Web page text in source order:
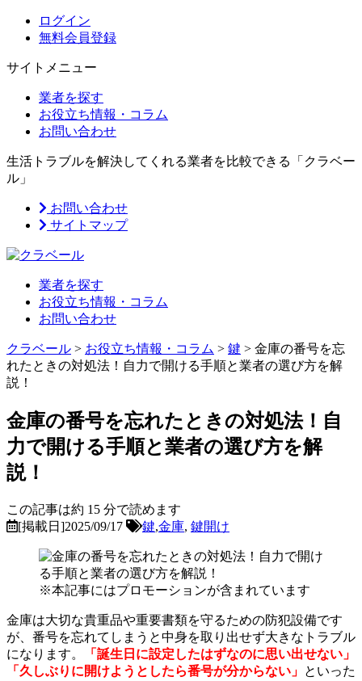
ログイン
無料会員登録
サイトメニュー
業者を探す
お役立ち情報・コラム
お問い合わせ
生活トラブルを解決してくれる業者を比較できる「クラベー
ル」
お問い合わせ
サイトマップ
業者を探す
お役立ち情報・コラム
お問い合わせ
クラベール > お役立ち情報・コラム > 鍵 > 金庫の番号を忘
れたときの対処法！自力で開ける手順と業者の選び方を解
説！
金庫の番号を忘れたときの対処法！自
力で開ける手順と業者の選び方を解
説！
この記事は約 15 分で読めます
[掲載日]2025/09/17
鍵,金庫, 鍵開け
※本記事にはプロモーションが含まれています
金庫は大切な貴重品や重要書類を守るための防犯設備です
が、番号を忘れてしまうと中身を取り出せず大きなトラブル
になります。
「誕生日に設定したはずなのに思い出せない」
「久しぶりに開けようとしたら番号が分からない」 といった